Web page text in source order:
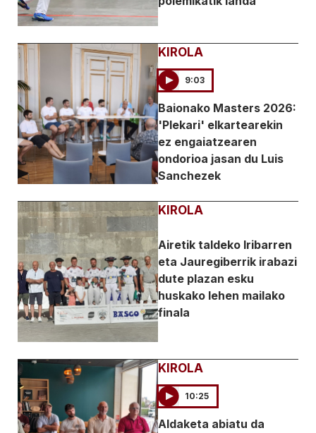
KIROLA
9:03
Baionako Masters 2026:
'Plekari' elkartearekin
ez engaiatzearen
ondorioa jasan du Luis
Sanchezek
KIROLA
Airetik taldeko Iribarren
eta Jauregiberrik irabazi
dute plazan esku
huskako lehen mailako
finala
KIROLA
10:25
Aldaketa abiatu da